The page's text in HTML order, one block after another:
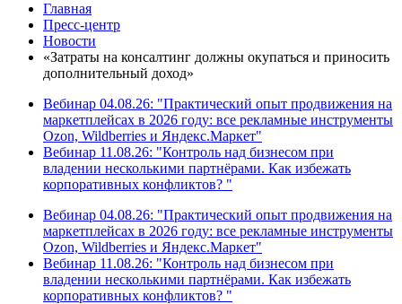
Главная
Пресс-центр
Новости
«Затраты на консалтинг должны окупаться и приносить
дополнительный доход»
Вебинар 04.08.26: "Практический опыт продвижения на
маркетплейсах в 2026 году: все рекламные инструменты
Ozon, Wildberries и Яндекс.Маркет"
Вебинар 11.08.26: "Контроль над бизнесом при
владении несколькими партнёрами. Как избежать
корпоративных конфликтов? "
Вебинар 04.08.26: "Практический опыт продвижения на
маркетплейсах в 2026 году: все рекламные инструменты
Ozon, Wildberries и Яндекс.Маркет"
Вебинар 11.08.26: "Контроль над бизнесом при
владении несколькими партнёрами. Как избежать
корпоративных конфликтов? "